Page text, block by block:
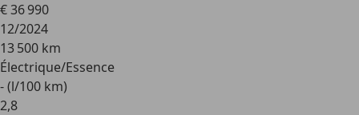
€ 36 990
12/2024
13 500 km
Électrique/Essence
- (l/100 km)
2,8